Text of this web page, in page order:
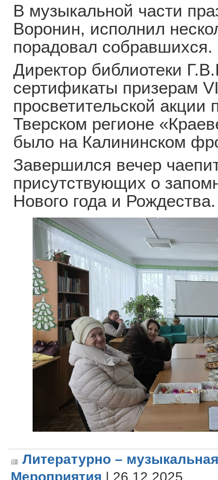
В музыкальной части
Воронин, исполнил
порадовал собравшихся.
Директор библиотеки
сертификаты призерам
просветительской акции
Тверском регионе
было на Калининском
Завершился вечер
присутствующих о
Нового года и Рождества.
Литературно –
Мероприятия | 26.12.2025